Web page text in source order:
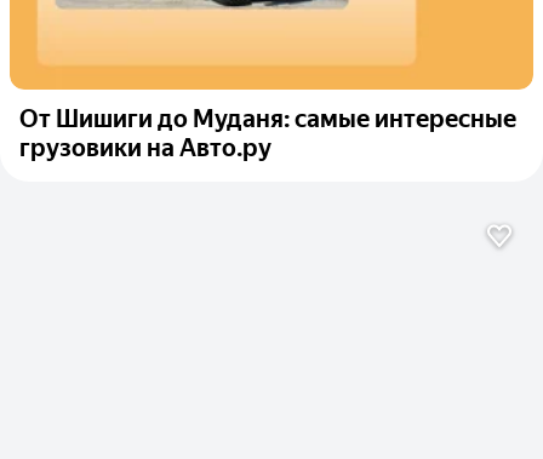
От Шишиги до Муданя: самые интересные
грузовики на Авто.ру